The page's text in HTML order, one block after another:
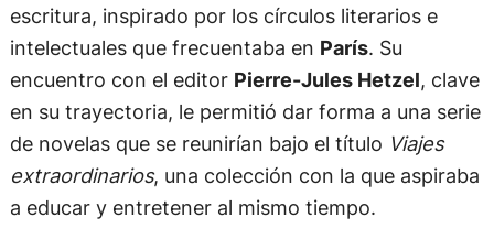
escritura, inspirado por los círculos literarios e
intelectuales que frecuentaba en París. Su
encuentro con el editor Pierre-Jules Hetzel, clave
en su trayectoria, le permitió dar forma a una serie
de novelas que se reunirían bajo el título Viajes
extraordinarios, una colección con la que aspiraba
a educar y entretener al mismo tiempo.